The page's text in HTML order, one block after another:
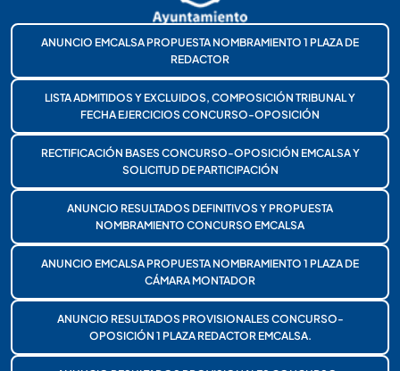
ANUNCIO EMCALSA PROPUESTA NOMBRAMIENTO 1 PLAZA DE
REDACTOR
LISTA ADMITIDOS Y EXCLUIDOS, COMPOSICIÓN TRIBUNAL Y
FECHA EJERCICIOS CONCURSO-OPOSICIÓN
RECTIFICACIÓN BASES CONCURSO-OPOSICIÓN EMCALSA Y
SOLICITUD DE PARTICIPACIÓN
ANUNCIO RESULTADOS DEFINITIVOS Y PROPUESTA
NOMBRAMIENTO CONCURSO EMCALSA
ANUNCIO EMCALSA PROPUESTA NOMBRAMIENTO 1 PLAZA DE
CÁMARA MONTADOR
ANUNCIO RESULTADOS PROVISIONALES CONCURSO-
OPOSICIÓN 1 PLAZA REDACTOR EMCALSA.